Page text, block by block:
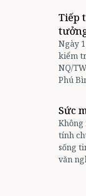
Tiếp
Ngày
kiểm
NQ/
Phú
Sức
Không
tính
sống
văn